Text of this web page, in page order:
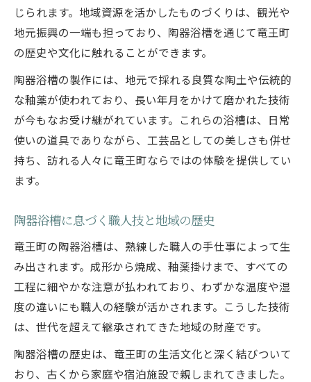
じられます。地域資源を活かしたものづくりは、観光や
地元振興の一端も担っており、陶器浴槽を通じて竜王町
の歴史や文化に触れることができます。
陶器浴槽の製作には、地元で採れる良質な陶土や伝統的
な釉薬が使われており、長い年月をかけて磨かれた技術
が今もなお受け継がれています。これらの浴槽は、日常
使いの道具でありながら、工芸品としての美しさも併せ
持ち、訪れる人々に竜王町ならではの体験を提供してい
ます。
陶器浴槽に息づく職人技と地域の歴史
竜王町の陶器浴槽は、熟練した職人の手仕事によって生
み出されます。成形から焼成、釉薬掛けまで、すべての
工程に細やかな注意が払われており、わずかな温度や湿
度の違いにも職人の経験が活かされます。こうした技術
は、世代を超えて継承されてきた地域の財産です。
陶器浴槽の歴史は、竜王町の生活文化と深く結びついて
おり、古くから家庭や宿泊施設で親しまれてきました。